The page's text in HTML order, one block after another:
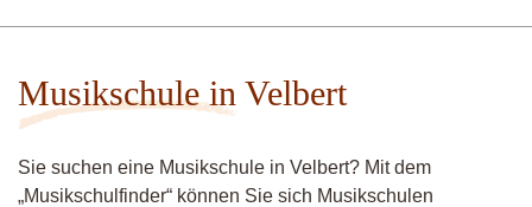
Musikschule in Velbert
Sie suchen eine Musikschule in Velbert? Mit dem
„Musikschulfinder“ können Sie sich Musikschulen